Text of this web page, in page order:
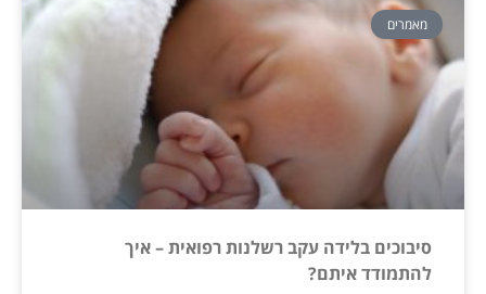
מאמרים
סיבוכים בלידה עקב רשלנות רפואית – איך
להתמודד איתם?